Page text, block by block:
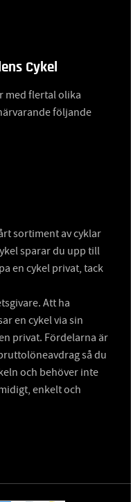
Cykel
med flertal olika
följande
sortiment av cyklar
sparar du upp till
en cykel privat, tack
Att ha
en cykel via sin
privat. Fördelarna är
så du
och behöver inte
enkelt och